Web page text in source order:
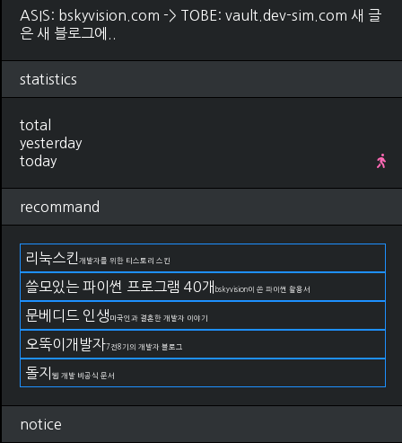
ASIS: bskyvision.com -> TOBE: vault.dev-sim.com 새 글
은 새 블로그에..
statistics
total
yesterday
today
recommand
리눅스킨 개발자를 위한 티스토리 스킨
쓸모있는 파이썬 프로그램 40개 bskyvision이 쓴 파이썬 활용서
문베디드 인생 미국인과 결혼한 개발자 이야기
오뚝이개발자7전8기의 개발자 블로그
돌지 웹 개발 비공식 문서
notice